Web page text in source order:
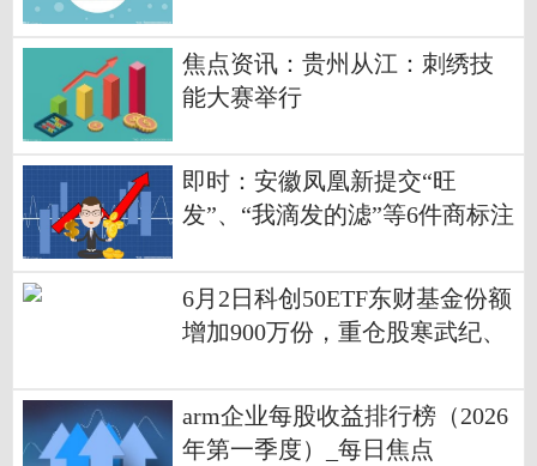
焦点资讯：贵州从江：刺绣技
能大赛举行
即时：安徽凤凰新提交“旺
发”、“我滴发的滤”等6件商标注
6月2日科创50ETF东财基金份额
增加900万份，重仓股寒武纪、
arm企业每股收益排行榜（2026
年第一季度）_每日焦点